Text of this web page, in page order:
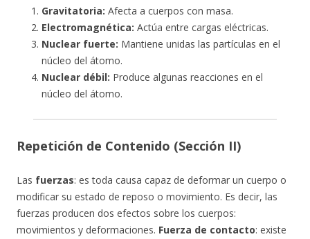
Gravitatoria: Afecta a cuerpos con masa.
Electromagnética: Actúa entre cargas eléctricas.
Nuclear fuerte: Mantiene unidas las partículas en el
núcleo del átomo.
Nuclear débil: Produce algunas reacciones en el
núcleo del átomo.
Repetición de Contenido (Sección II)
Las fuerzas: es toda causa capaz de deformar un cuerpo o
modificar su estado de reposo o movimiento. Es decir, las
fuerzas producen dos efectos sobre los cuerpos:
movimientos y deformaciones. Fuerza de contacto: existe